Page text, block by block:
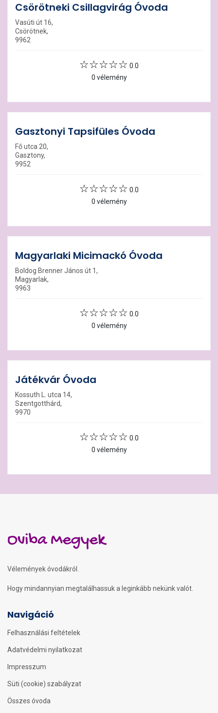
Csörötneki Csillagvirág Óvoda
Vasúti út 16,
Csörötnek,
9962
0.0
0 vélemény
Gasztonyi Tapsifüles Óvoda
Fő utca 20,
Gasztony,
9952
0.0
0 vélemény
Magyarlaki Micimackó Óvoda
Boldog Brenner János út 1,
Magyarlak,
9963
0.0
0 vélemény
Játékvár Óvoda
Kossuth L. utca 14,
Szentgotthárd,
9970
0.0
0 vélemény
Oviba Megyek
Vélemények óvodákról.
Hogy mindannyian megtalálhassuk a leginkább nekünk valót.
Navigáció
Felhasználási feltételek
Adatvédelmi nyilatkozat
Impresszum
Süti (cookie) szabályzat
Összes óvoda